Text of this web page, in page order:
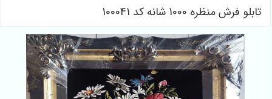
تابلو فرش منظره 1000 شانه کد 100041